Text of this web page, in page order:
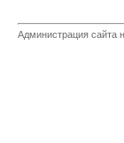
Администрация сайта